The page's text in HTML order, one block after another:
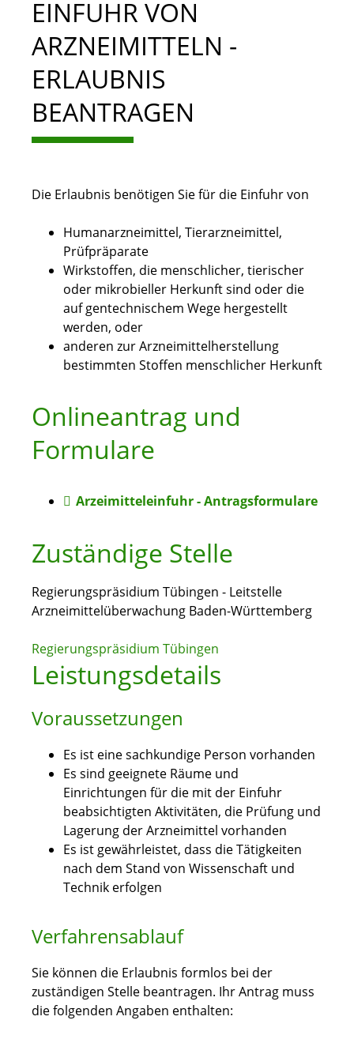
EINFUHR VON
ARZNEIMITTELN -
ERLAUBNIS
BEANTRAGEN
Die Erlaubnis benötigen Sie für die Einfuhr von
Humanarzneimittel, Tierarzneimittel,
Prüfpräparate
Wirkstoffen, die menschlicher, tierischer
oder mikrobieller Herkunft sind oder die
auf gentechnischem Wege hergestellt
werden, oder
anderen zur Arzneimittelherstellung
bestimmten Stoffen menschlicher Herkunft
Onlineantrag und
Formulare
Arzeimitteleinfuhr - Antragsformulare
Zuständige Stelle
Regierungspräsidium Tübingen - Leitstelle
Arzneimittelüberwachung Baden-Württemberg
Regierungspräsidium Tübingen
Leistungsdetails
Voraussetzungen
Es ist eine sachkundige Person vorhanden
Es sind geeignete Räume und
Einrichtungen für die mit der Einfuhr
beabsichtigten Aktivitäten, die Prüfung und
Lagerung der Arzneimittel vorhanden
Es ist gewährleistet, dass die Tätigkeiten
nach dem Stand von Wissenschaft und
Technik erfolgen
Verfahrensablauf
Sie können die Erlaubnis formlos bei der
zuständigen Stelle beantragen. Ihr Antrag muss
die folgenden Angaben enthalten: